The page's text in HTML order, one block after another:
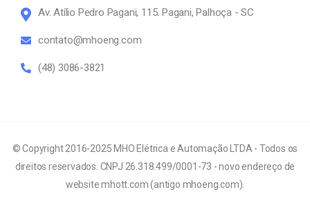
Av. Atílio Pedro Pagani, 115. Pagani, Palhoça - SC
contato@mhoeng.com
(48) 3086-3821
© Copyright 2016-2025 MHO Elétrica e Automação LTDA - Todos os
direitos reservados. CNPJ 26.318.499/0001-73 - novo endereço de
website mhott.com (antigo mhoeng.com).